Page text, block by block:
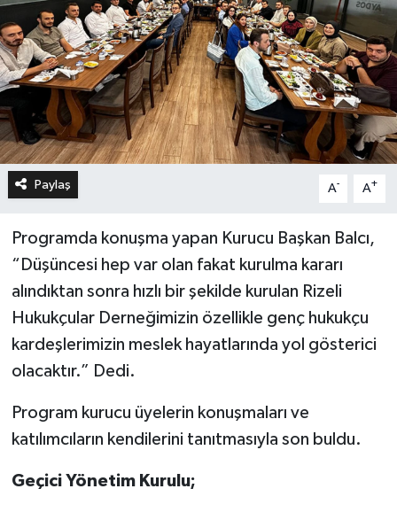
Paylaş A- A+
Programda konuşma yapan Kurucu Başkan Balcı,
“Düşüncesi hep var olan fakat kurulma kararı
alındıktan sonra hızlı bir şekilde kurulan Rizeli
Hukukçular Derneğimizin özellikle genç hukukçu
kardeşlerimizin meslek hayatlarında yol gösterici
olacaktır.” Dedi.
Program kurucu üyelerin konuşmaları ve
katılımcıların kendilerini tanıtmasıyla son buldu.
Geçici Yönetim Kurulu;